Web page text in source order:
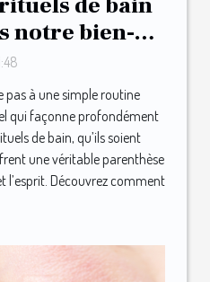
notre bien-
pas à une simple routine
qui façonne profondément
de bain, qu’ils soient
une véritable parenthèse
l’esprit. Découvrez comment